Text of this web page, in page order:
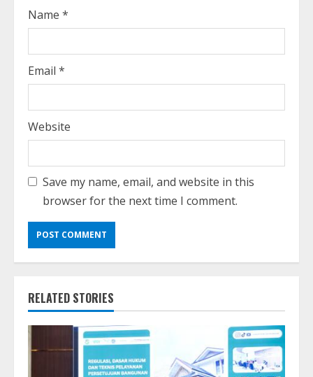
Name *
Email *
Website
Save my name, email, and website in this
browser for the next time I comment.
RELATED STORIES